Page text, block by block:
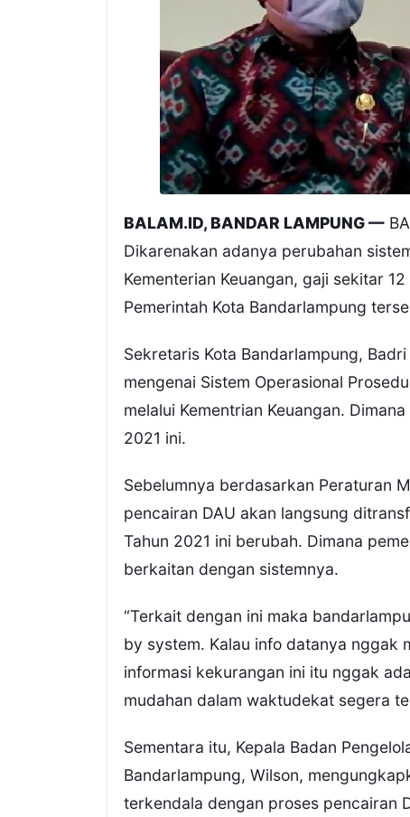
BALAM.ID, BANDAR LAMPUNG —
Dikarenakan adanya perubahan
Kementerian Keuangan, gaji sekitar
Pemerintah Kota Bandarlampung
Sekretaris Kota Bandarlampung,
mengenai Sistem Operasional
melalui Kementrian Keuangan.
2021 ini.
Sebelumnya berdasarkan Peraturan
pencairan DAU akan langsung
Tahun 2021 ini berubah. Dimana
berkaitan dengan sistemnya.
“Terkait dengan ini maka
by system. Kalau info datanya nggak
informasi kekurangan ini itu nggak
mudahan dalam waktudekat segera
Sementara itu, Kepala Badan
Bandarlampung, Wilson,
terkendala dengan proses pencairan